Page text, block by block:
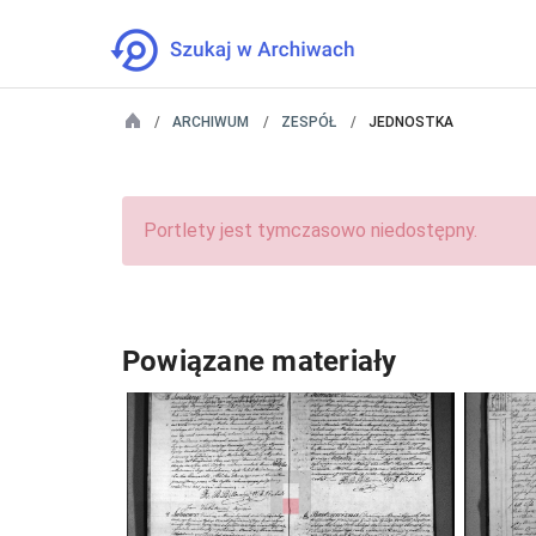
ARCHIWUM ZESPÓŁ JEDNOSTKA
Portlety jest tymczasowo niedostępny.
Powiązane materiały